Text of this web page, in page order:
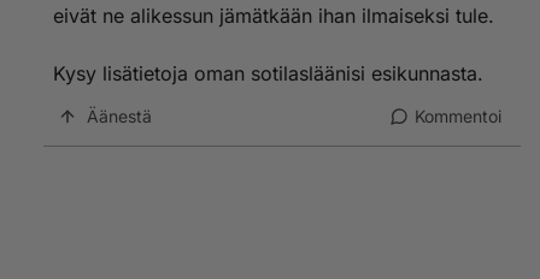
eivät ne alikessun jämätkään ihan ilmaiseksi tule.
Kysy lisätietoja oman sotilasläänisi esikunnasta.
Äänestä Kommentoi